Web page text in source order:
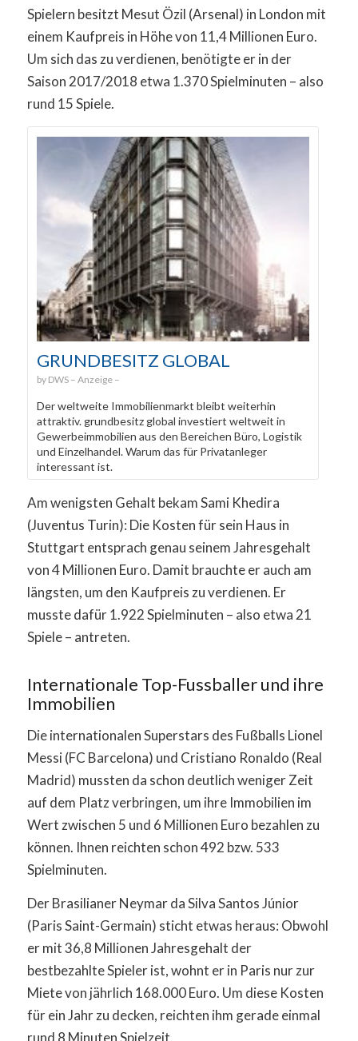
Spielern besitzt Mesut Özil (Arsenal) in London mit
einem Kaufpreis in Höhe von 11,4 Millionen Euro.
Um sich das zu verdienen, benötigte er in der
Saison 2017/2018 etwa 1.370 Spielminuten – also
rund 15 Spiele.
GRUNDBESITZ GLOBAL
DWS
Der weltweite Immobilienmarkt bleibt weiterhin
attraktiv. grundbesitz global investiert weltweit in
Gewerbeimmobilien aus den Bereichen Büro, Logistik
und Einzelhandel. Warum das für Privatanleger
interessant ist.
Am wenigsten Gehalt bekam Sami Khedira
(Juventus Turin): Die Kosten für sein Haus in
Stuttgart entsprach genau seinem Jahresgehalt
von 4 Millionen Euro. Damit brauchte er auch am
längsten, um den Kaufpreis zu verdienen. Er
musste dafür 1.922 Spielminuten – also etwa 21
Spiele – antreten.
Internationale Top-Fussballer und ihre
Immobilien
Die internationalen Superstars des Fußballs Lionel
Messi (FC Barcelona) und Cristiano Ronaldo (Real
Madrid) mussten da schon deutlich weniger Zeit
auf dem Platz verbringen, um ihre Immobilien im
Wert zwischen 5 und 6 Millionen Euro bezahlen zu
können. Ihnen reichten schon 492 bzw. 533
Spielminuten.
Der Brasilianer Neymar da Silva Santos Júnior
(Paris Saint-Germain) sticht etwas heraus: Obwohl
er mit 36,8 Millionen Jahresgehalt der
bestbezahlte Spieler ist, wohnt er in Paris nur zur
Miete von jährlich 168.000 Euro. Um diese Kosten
für ein Jahr zu decken, reichten ihm gerade einmal